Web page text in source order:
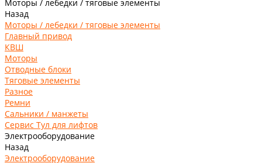
Моторы / лебедки / тяговые элементы
Назад
Моторы / лебедки / тяговые элементы
Главный привод
КВШ
Моторы
Отводные блоки
Тяговые элементы
Разное
Ремни
Сальники / манжеты
Сервис Тул для лифтов
Электрооборудование
Назад
Электрооборудование